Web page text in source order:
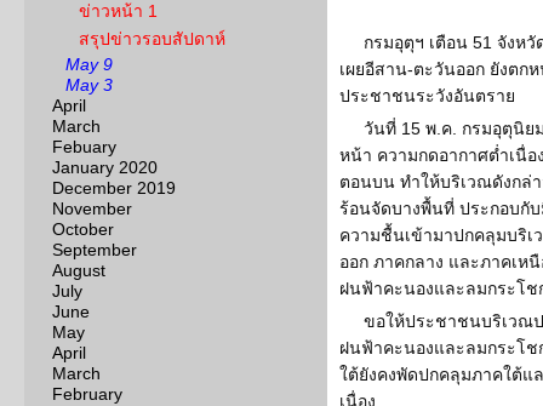
ข่าวหน้า 1
สรุปข่าวรอบสัปดาห์
May 9
May 3
April
March
Febuary
January 2020
December 2019
November
October
September
August
July
June
May
April
March
February
กรมอุตุฯ เตือน 51 จังห
เผยอีสาน-ตะวันออก ยังตก
ประชาชนระวังอันตราย
วันที่ 15 พ.ค. กรมอุตุนิย
หน้า ความกดอากาศต่ำเนื่
ตอนบน ทำให้บริเวณดังกล่
ร้อนจัดบางพื้นที่ ประกอบกั
ความชื้นเข้ามาปกคลุมบริเ
ออก ภาคกลาง และภาคเห
ฝนฟ้าคะนองและลมกระโช
ขอให้ประชาชนบริเวณ
ฝนฟ้าคะนองและลมกระโช
ใต้ยังคงพัดปกคลุมภาคใต้แ
เนื่อง